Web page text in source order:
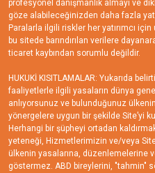
profesyonel danışmanlık almayı ve
göze alabileceğinizden daha fazla
Paralarla ilgili riskler her yatırımcı
bu sitede barındırılan verilere
ticaret kaybından sorumlu değildir.
HUKUKİ KISITLAMALAR: Yukarıda
faaliyetlerle ilgili yasaların dünya
anlıyorsunuz ve bulunduğunuz
yönergelere uygun bir şekilde Site’yi
Herhangi bir şüpheyi ortadan
yeteneği, Hizmetlerimizin ve/veya
ülkenin yasalarına, düzenlemelerine
göstermez. ABD bireylerini, "tahmin"